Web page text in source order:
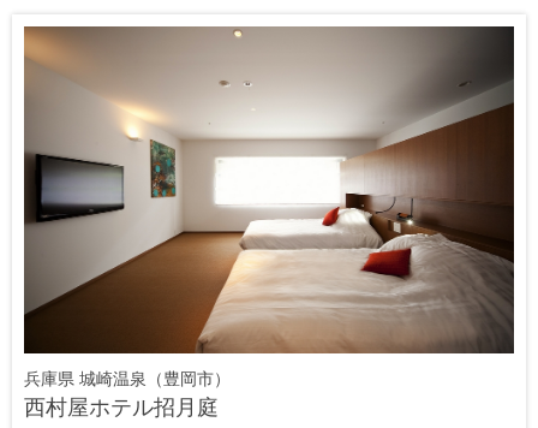
兵庫県 城崎温泉（豊岡市）
西村屋ホテル招月庭